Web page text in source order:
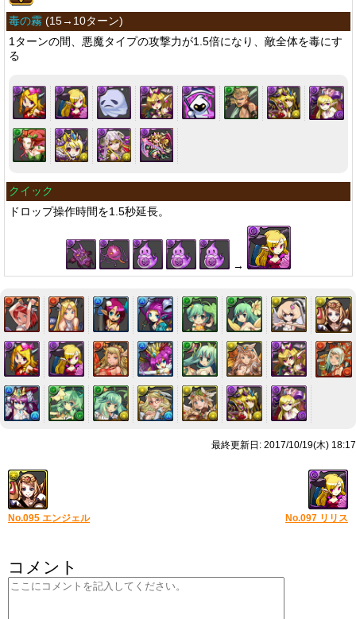
毒の霧 (15→10ターン)
1ターンの間、悪魔タイプの攻撃力が1.5倍になり、敵全体を毒にす
る
クイック
ドロップ操作時間を1.5秒延長。
→
最終更新日: 2017/10/19(木) 18:17
No.095 エンジェル No.097 リリス
コメント